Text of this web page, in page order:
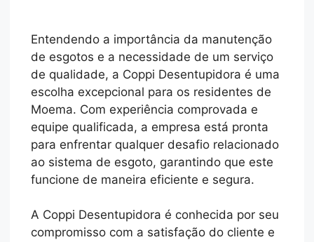
Entendendo a importância da manutenção
de esgotos e a necessidade de um serviço
de qualidade, a Coppi Desentupidora é uma
escolha excepcional para os residentes de
Moema. Com experiência comprovada e
equipe qualificada, a empresa está pronta
para enfrentar qualquer desafio relacionado
ao sistema de esgoto, garantindo que este
funcione de maneira eficiente e segura.
A Coppi Desentupidora é conhecida por seu
compromisso com a satisfação do cliente e